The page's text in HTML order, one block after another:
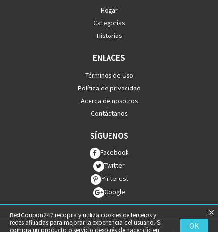
Hogar
Categorías
Historias
ENLACES
Términos de Uso
Política de privacidad
Acerca de nosotros
Contáctanos
SÍGUENOS
Facebook
Twitter
Pinterest
Google
BestCoupon247 recopila y utiliza cookies de terceros y
redes afiliadas para mejorar la experiencia del usuario. Si
compra un producto o servicio después de hacer clic en
OK